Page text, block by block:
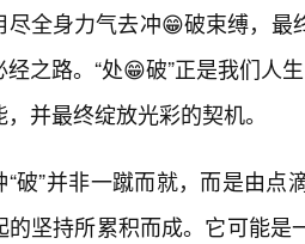
尽全身力气去冲😁破束缚，
之路。“处😁破”正是我们人
并最终绽放光彩的契机。
“破”并非一蹴而就，而是由
的坚持所累积而成。它可能